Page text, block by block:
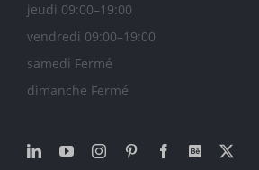
jeudi 09:00–19:00
vendredi 09:00–19:00
samedi Fermé
dimanche Fermé